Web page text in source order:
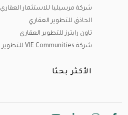
شركة مرسيليا للاستثمار العقاري
الحاذق للتطوير العقاري
تاون رايترز للتطوير العقاري
شركة VIE Communities للتطوير العقاري
الأكثر بحثا